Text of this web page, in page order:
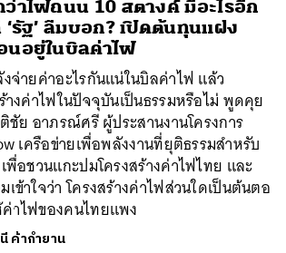
าไฟถนน 10 สตางค์ มีอะไรอีก
‘รัฐ’ ลืมบอก? เปิดต้นทุนแฝง
นอยู่ในบิลค่าไฟ
งจ่ายค่าอะไรกันแน่ในบิลค่าไฟ แล้ว
างค่าไฟในปัจจุบันเป็นธรรมหรือไม่ พูดคุย
ชัย อาภรณ์ศรี ผู้ประสานงานโครงการ
เครือข่ายเพื่อพลังงานที่ยุติธรรมสำหรับ
พื่อชวนแกะปมโครงสร้างค่าไฟไทย และ
เข้าใจว่า โครงสร้างค่าไฟส่วนใดเป็นต้นตอ
าไฟของคนไทยแพง
ค้ากำยาน